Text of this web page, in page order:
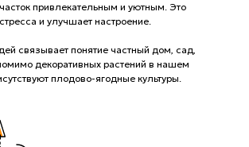
привлекательным и уютным. Это
и улучшает настроение.
связывает понятие частный дом, сад,
декоративных растений в нашем
плодово-ягодные культуры.